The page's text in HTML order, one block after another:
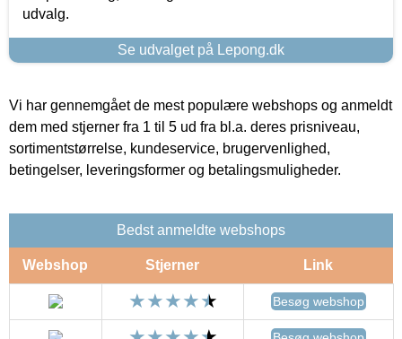
udvalg.
Se udvalget på Lepong.dk
Vi har gennemgået de mest populære webshops og anmeldt
dem med stjerner fra 1 til 5 ud fra bl.a. deres prisniveau,
sortimentstørrelse, kundeservice, brugervenlighed,
betingelser, leveringsformer og betalingsmuligheder.
Bedst anmeldte webshops
Webshop Stjerner Link
Besøg webshop